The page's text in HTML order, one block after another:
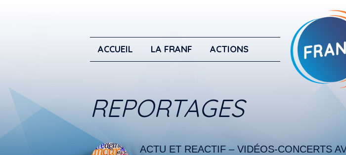
ACCUEIL LA FRANF ACTIONS
REPORTAGES
ACTU ET REACTIF – VIDÉOS-CONCERTS